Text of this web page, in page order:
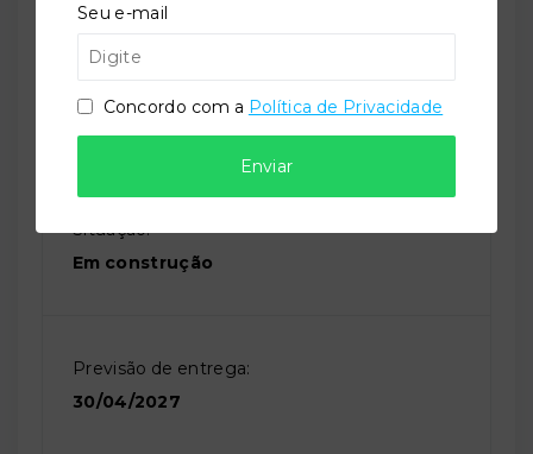
Situação:
Em construção
Previsão de entrega:
30/04/2027
Seu e-mail
Concordo com a Política de Privacidade
Enviar